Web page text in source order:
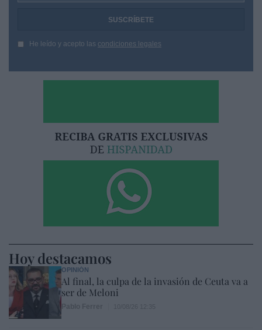
He leído y acepto las condiciones legales
Hoy destacamos
OPINIÓN
Al final, la culpa de la invasión de Ceuta va a
ser de Meloni